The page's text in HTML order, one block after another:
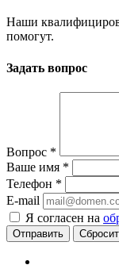
Наши
помогут.
Задать вопрос
Вопрос *
Ваше имя *
Телефон *
E-mail
Я согласен на